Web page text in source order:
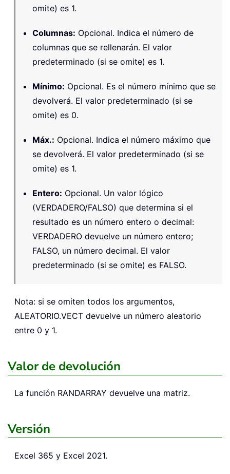
omite) es 1.
Columnas: Opcional. Indica el número de
columnas que se rellenarán. El valor
predeterminado (si se omite) es 1.
Mínimo: Opcional. Es el número mínimo que se
devolverá. El valor predeterminado (si se
omite) es 0.
Máx.: Opcional. Indica el número máximo que
se devolverá. El valor predeterminado (si se
omite) es 1.
Entero: Opcional. Un valor lógico
(VERDADERO/FALSO) que determina si el
resultado es un número entero o decimal:
VERDADERO devuelve un número entero;
FALSO, un número decimal. El valor
predeterminado (si se omite) es FALSO.
Nota: si se omiten todos los argumentos,
ALEATORIO.VECT devuelve un número aleatorio
entre 0 y 1.
Valor de devolución
La función RANDARRAY devuelve una matriz.
Versión
Excel 365 y Excel 2021.